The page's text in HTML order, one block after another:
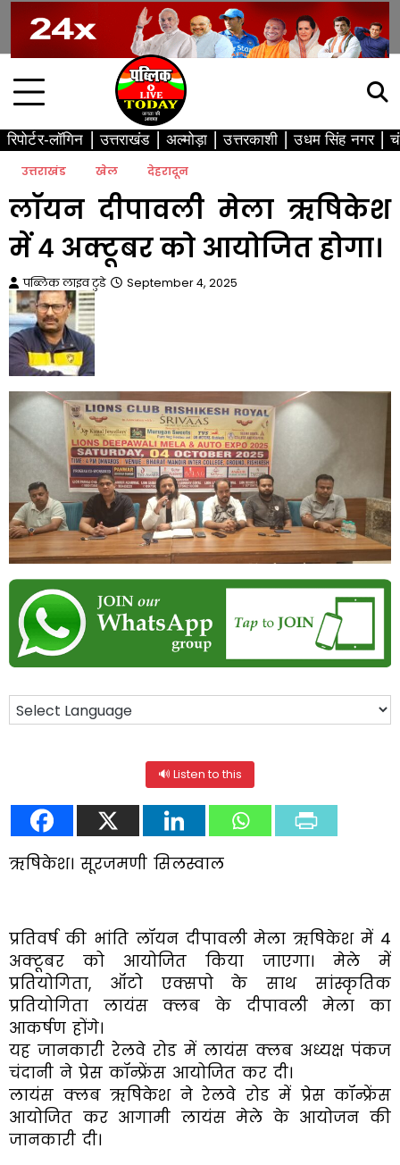
content
रिपोर्टर-लॉगिन उत्तराखंड अल्मोड़ा उत्तरकाशी उधम सिंह नगर
उत्तराखंड खेल देहरादून
लॉयन दीपावली मेला ऋषिकेश
में 4 अक्टूबर को आयोजित होगा।
पब्लिक लाइव टुडे September 4, 2025
🔊 Listen to this
ऋषिकेश। सूरजमणी सिलस्वाल
प्रतिवर्ष की भांति लॉयन दीपावली मेला ऋषिकेश में 4
अक्टूबर को आयोजित किया जाएगा। मेले में
प्रतियोगिता, ऑटो एक्सपो के साथ सांस्कृतिक
प्रतियोगिता लायंस क्लब के दीपावली मेला का
आकर्षण होंगे।
यह जानकारी रेलवे रोड में लायंस क्लब अध्यक्ष पंकज
चंदानी ने प्रेस कॉन्फ्रेंस आयोजित कर दी।
लायंस क्लब ऋषिकेश ने रेलवे रोड में प्रेस कॉन्फ्रेंस
आयोजित कर आगामी लायंस मेले के आयोजन की
जानकारी दी।